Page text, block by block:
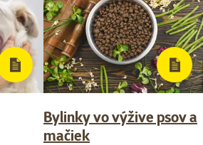
Bylinky vo výžive psov a
mačiek